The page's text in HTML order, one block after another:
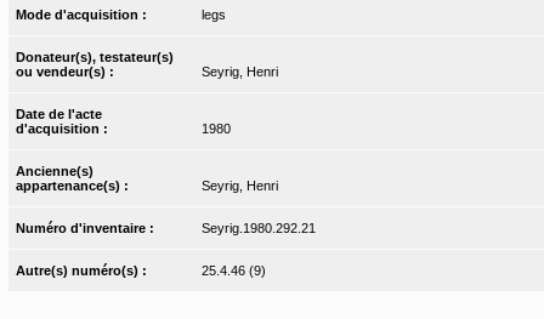
Mode d'acquisition : legs
Donateur(s), testateur(s)
ou vendeur(s) :
Seyrig, Henri
Date de l'acte
d'acquisition :
1980
Ancienne(s)
appartenance(s) :
Seyrig, Henri
Numéro d'inventaire : Seyrig.1980.292.21
Autre(s) numéro(s) : 25.4.46 (9)